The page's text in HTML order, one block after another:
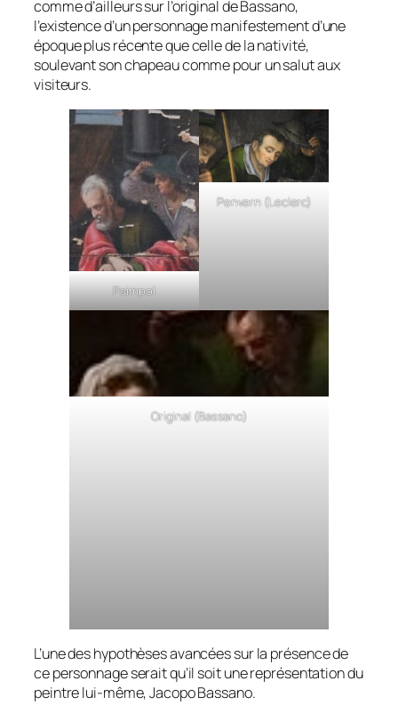
comme d’ailleurs sur l’original de Bassano,
l’existence d’un personnage manifestement d’une
époque plus récente que celle de la nativité,
soulevant son chapeau comme pour un salut aux
visiteurs.
Paimpol
Penvern (Leclerc)
Original (Bassano)
L’une des hypothèses avancées sur la présence de
ce personnage serait qu’il soit une représentation du
peintre lui-même, Jacopo Bassano.